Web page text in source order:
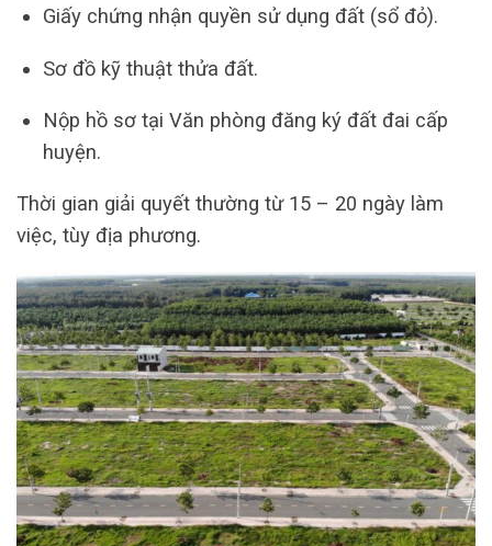
Giấy chứng nhận quyền sử dụng đất (sổ đỏ).
Sơ đồ kỹ thuật thửa đất.
Nộp hồ sơ tại Văn phòng đăng ký đất đai cấp
huyện.
Thời gian giải quyết thường từ 15 – 20 ngày làm
việc, tùy địa phương.